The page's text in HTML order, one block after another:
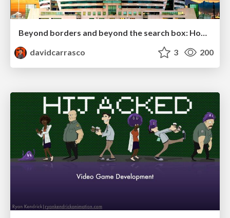
Beyond borders and beyond the search box: How to win the global "messy middle" with AI-driven SEO
davidcarrasco
3 200